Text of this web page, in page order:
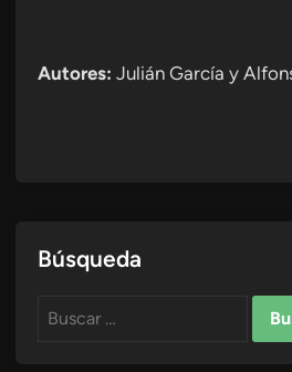
Autores: Julián García y
Búsqueda
Buscar: